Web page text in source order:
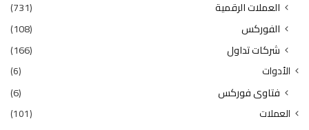
العملات الرقمية
(731)
الفوركس
(108)
شركات تداول
(166)
الأدوات (6)
فتاوى فوركس (6)
العملات (101)